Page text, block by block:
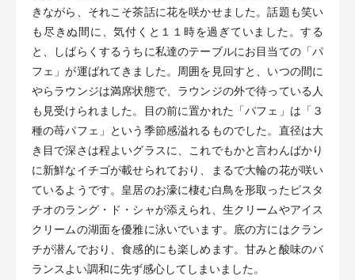
きながら、それこそ茶話に花を咲かせました。話題も笑い
も尽きぬ間に、気付くと１１時を過ぎていました。する
と、しばらくするうちに私達のテーブルにお目当ての「パ
フェ」が運ばれてきました。周囲を見回すと、いつの間に
やらラウンジは満席状態で、ラウンジの外で待っている人
も見受けられました。目の前に置かれた「パフェ」は「３
種の苺パフェ」という季節感溢れるものでした。直径は大
き目で深さは程よいグラスに、これでもかと言わんばかり
に新鮮なイチゴが載せられており、まるで大輪の花が咲い
ているようです。皇居のお濠に棲む白鳥を形取ったピスタ
チオのラング・ド・シャが添えられ、生クリームやアイス
クリームの湖面を優雅に泳いでいます。底の方にはクラン
チが潜んでおり、食感的にも楽しめます。甘みと酸味のバ
ランスよい調和に先ず感心してしまいました。